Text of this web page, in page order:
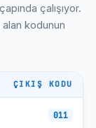
SAST
SAST
SAST
çalışıyor.
kodunun
ÇIKIŞ KODU
011